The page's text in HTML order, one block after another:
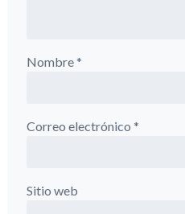
Nombre*
Correo electrónico *
Sitio web